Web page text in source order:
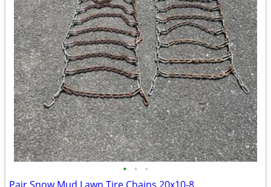
• • •